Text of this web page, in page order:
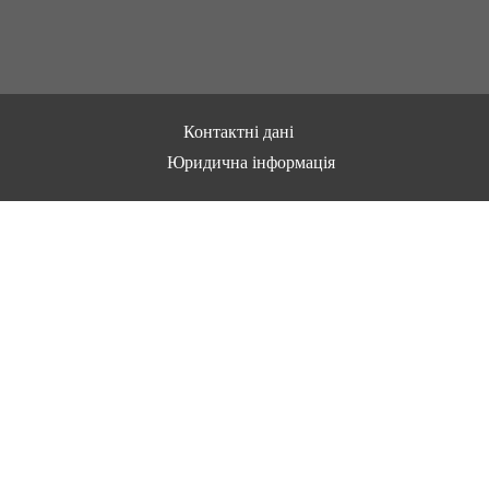
Контактні дані
Юридична інформація